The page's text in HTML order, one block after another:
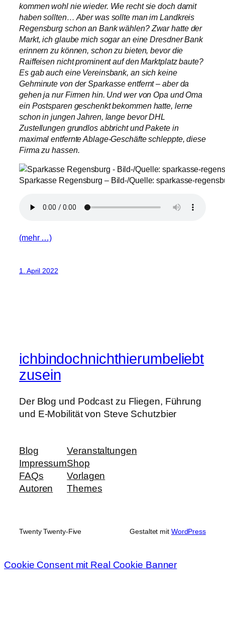
kommen wohl nie wieder. Wie recht sie doch damit
haben sollten… Aber was sollte man im Landkreis
Regensburg schon an Bank wählen? Zwar hatte der
Markt, ich glaube mich sogar an eine Dresdner Bank
erinnern zu können, schon zu bieten, bevor die
Raiffeisen nicht prominent auf den Marktplatz baute?
Es gab auch eine Vereinsbank, an sich keine
Gehminute von der Sparkasse entfernt – aber da
gehen ja nur Firmen hin. Und wer von Opa und Oma
ein Postsparen geschenkt bekommen hatte, lerne
schon in jungen Jahren, lange bevor DHL
Zustellungen grundlos abbricht und Pakete in
maximal entfernte Ablage-Geschäfte schleppte, diese
Firma zu hassen.
Sparkasse Regensburg – Bild-/Quelle: sparkasse-
(mehr …)
1. April 2022
ichbindochnichthierumbeliebt
zusein
Der Blog und Podcast zu Fliegen, Führung
und E-Mobilität von Steve Schutzbier
Blog
Impressum
FAQs
Autoren
Veranstaltungen
Shop
Vorlagen
Themes
Twenty Twenty-Five Gestaltet mit WordPress
Cookie Consent mit Real Cookie Banner